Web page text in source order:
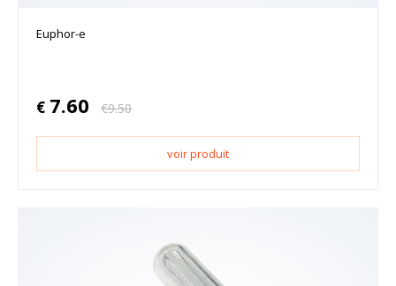
Euphor-e
€ 7.60 €9.50
voir produit